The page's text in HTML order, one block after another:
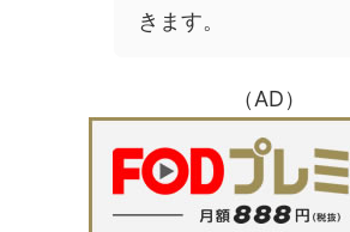
きます。
（AD）